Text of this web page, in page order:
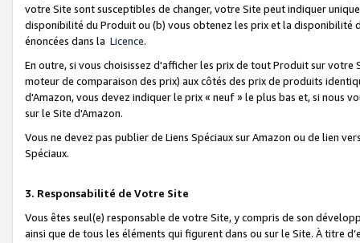
votre Site sont susceptibles de changer, votre Site peut indiquer
disponibilité du Produit ou (b) vous obtenez les prix et la disponibilité
énoncées dans la Licence.
En outre, si vous choisissez d'afficher les prix de tout Produit sur
moteur de comparaison des prix) aux côtés des prix de produits
d'Amazon, vous devez indiquer le prix « neuf » le plus bas et, si nous
sur le Site d'Amazon.
Vous ne devez pas publier de Liens Spéciaux sur Amazon ou de lien
Spéciaux.
3. Responsabilité de Votre Site
Vous êtes seul(e) responsable de votre Site, y compris de son
ainsi que de tous les éléments qui figurent dans ou sur le Site. À titre